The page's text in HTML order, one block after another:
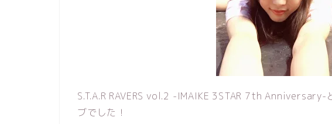
S.T.A.R RAVERS vol.2 -IMAIKE 3STAR 7th Anniversary-
ブでした！